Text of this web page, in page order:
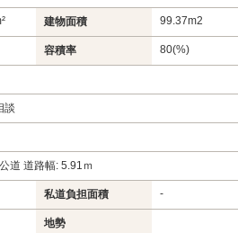
建物面積 99.37m2
容積率 80(%)
談
道 道路幅: 5.91ｍ
私道負担面積 -
地勢